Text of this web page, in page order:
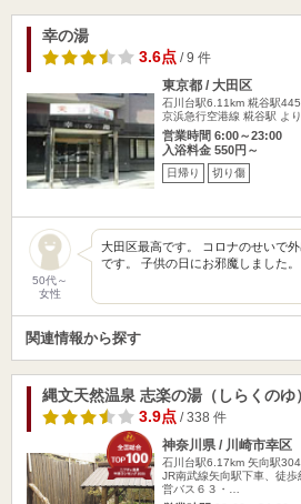
幸の湯
3.6点/ 9 件
東京都 / 大田区
石川台駅6.11km 糀谷駅
京浜急行空港線 糀谷駅 よ
営業時間 6:00～23:00
入浴料金 550円～
日帰り 切り傷
50代～
女性
大田区最高です。 コロナのせいで
です。 子供の日にお邪魔しました
関連情報から探す
縄文天然温泉 志楽の湯（しらくのゆ）
3.9点/ 338 件
神奈川県 / 川崎市幸区
石川台駅6.17km 矢向駅
JR南武線矢向駅下車、徒
営バス６３・…